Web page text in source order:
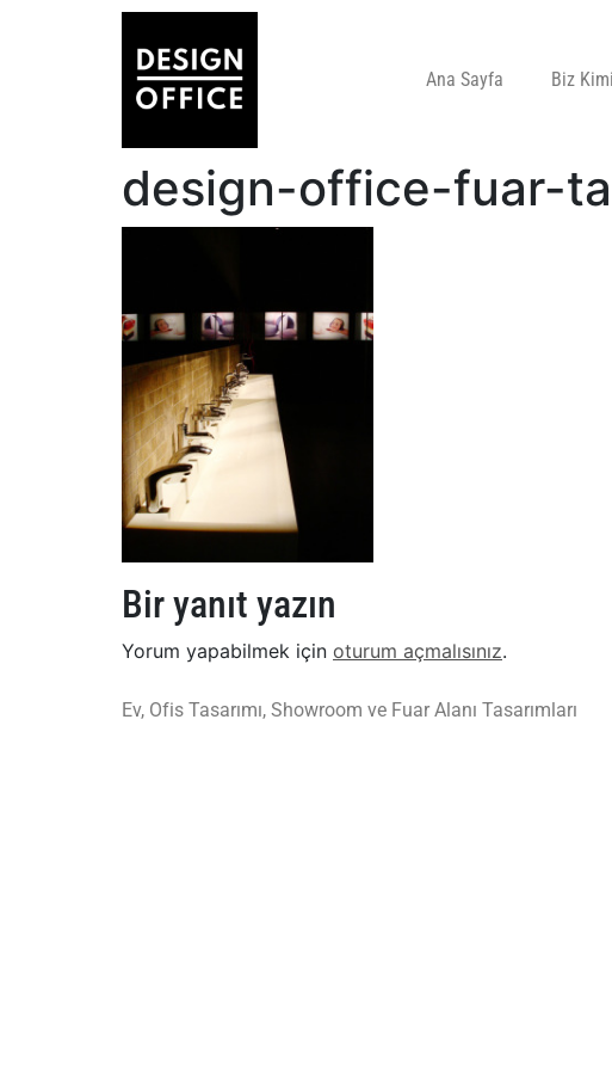
Ana Sayfa Biz
design-office-fuar-
Bir yanıt yazın
Yorum yapabilmek için oturum açmalısınız.
Ev, Ofis Tasarımı, Showroom ve Fuar Alanı Tasarımları